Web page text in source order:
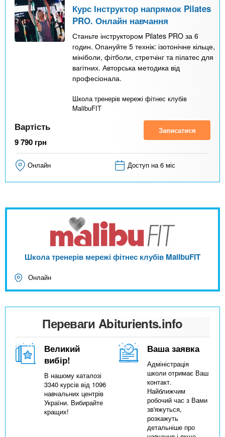
Курс Інструктор напрямок Pilates
PRO. Онлайн навчання
Станьте інструктором Pilates PRO за 6
годин. Опануйте 5 технік: ізотонічне кільце,
мініболи, фітболи, стретчінг та пілатес для
вагітних. Авторська методика від
професіонала.
Школа тренерів мережі фітнес клубів
MalibuFIT
Вартість
9 790 грн
Записатися
Онлайн Доступ на 6 міс
Школа тренерів мережі фітнес клубів MalibuFIT
Онлайн
Переваги Abiturients.info
Великий
вибір!
В нашому каталозі
3340 курсів від 1096
навчальних центрів
України. Вибирайте
кращих!
Ваша заявка
Адміністрація
школи отримає Ваш
контакт.
Найближчим
робочий час з Вами
зв'яжуться,
розкажуть
детальніше про